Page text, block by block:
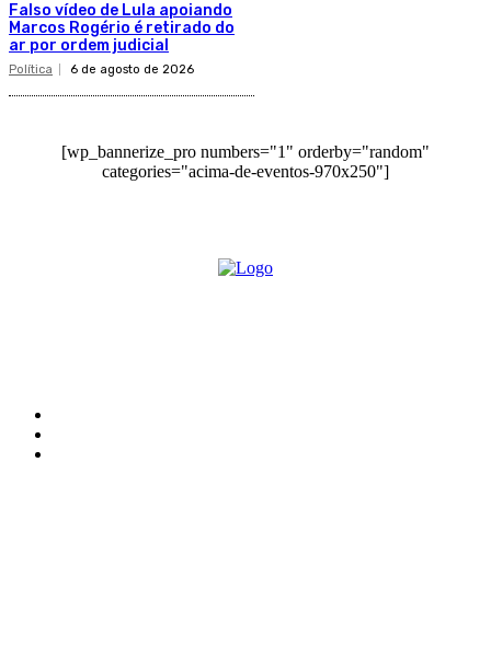
Falso vídeo de Lula apoiando
Marcos Rogério é retirado do
ar por ordem judicial
Política 6 de agosto de 2026
[wp_bannerize_pro numbers="1" orderby="random"
categories="acima-de-eventos-970x250"]